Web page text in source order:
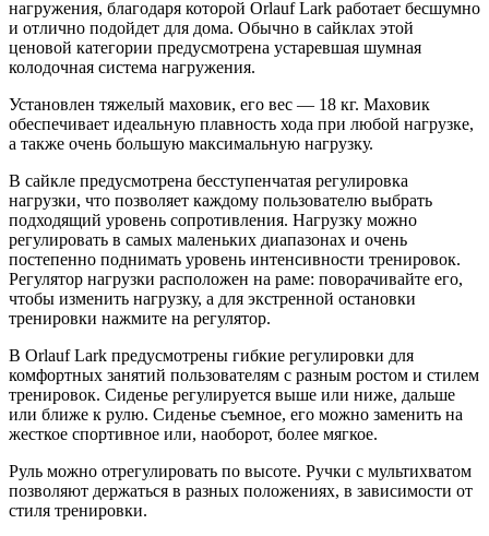
нагружения, благодаря которой Orlauf Lark работает бесшумно
и отлично подойдет для дома. Обычно в сайклах этой
ценовой категории предусмотрена устаревшая шумная
колодочная система нагружения.
Установлен тяжелый маховик, его вес — 18 кг. Маховик
обеспечивает идеальную плавность хода при любой нагрузке,
а также очень большую максимальную нагрузку.
В сайкле предусмотрена бесступенчатая регулировка
нагрузки, что позволяет каждому пользователю выбрать
подходящий уровень сопротивления. Нагрузку можно
регулировать в самых маленьких диапазонах и очень
постепенно поднимать уровень интенсивности тренировок.
Регулятор нагрузки расположен на раме: поворачивайте его,
чтобы изменить нагрузку, а для экстренной остановки
тренировки нажмите на регулятор.
В Orlauf Lark предусмотрены гибкие регулировки для
комфортных занятий пользователям с разным ростом и стилем
тренировок. Сиденье регулируется выше или ниже, дальше
или ближе к рулю. Сиденье съемное, его можно заменить на
жесткое спортивное или, наоборот, более мягкое.
Руль можно отрегулировать по высоте. Ручки с мультихватом
позволяют держаться в разных положениях, в зависимости от
стиля тренировки.